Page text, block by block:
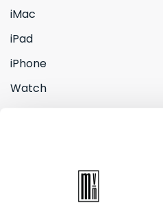
iMac
iPad
iPhone
Watch